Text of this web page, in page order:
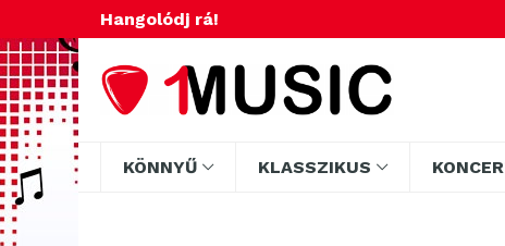
Hangolódj rá!
KÖNNYŰ KLASSZIKUS